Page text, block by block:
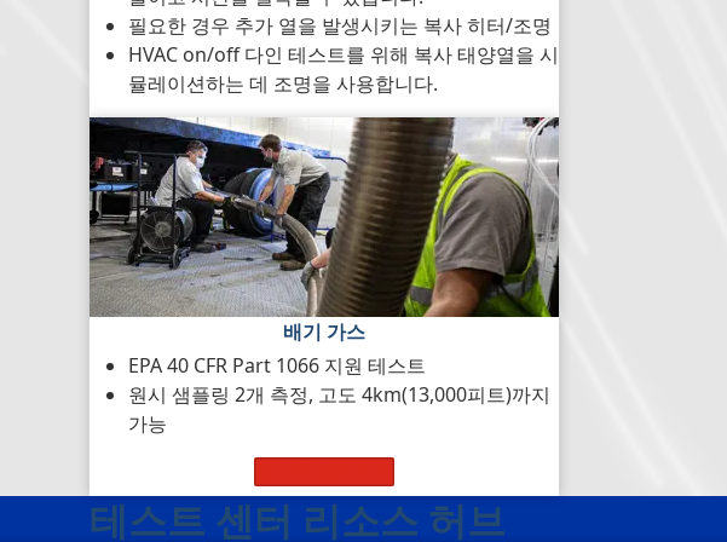
필요한 경우 추가 열을 발생시키는 복사 히터/조명
HVAC on/off 다인 테스트를 위해 복사 태양열을 시
뮬레이션하는 데 조명을 사용합니다.
배기 가스
EPA 40 CFR Part 1066 지원 테스트
원시 샘플링 2개 측정, 고도 4km(13,000피트)까지
가능
테스트 센터 리소스 허브